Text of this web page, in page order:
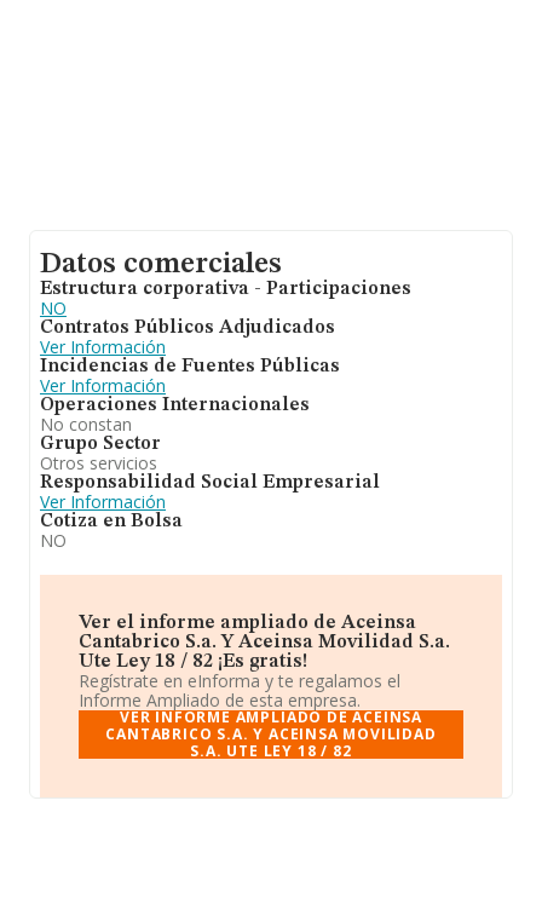
Datos comerciales
Estructura corporativa - Participaciones
NO
Contratos Públicos Adjudicados
Ver Información
Incidencias de Fuentes Públicas
Ver Información
Operaciones Internacionales
No constan
Grupo Sector
Otros servicios
Responsabilidad Social Empresarial
Ver Información
Cotiza en Bolsa
NO
Ver el informe ampliado de Aceinsa
Cantabrico S.a. Y Aceinsa Movilidad S.a.
Ute Ley 18 / 82 ¡Es gratis!
Regístrate en eInforma y te regalamos el
Informe Ampliado de esta empresa.
VER INFORME AMPLIADO DE ACEINSA
CANTABRICO S.A. Y ACEINSA MOVILIDAD
S.A. UTE LEY 18 / 82